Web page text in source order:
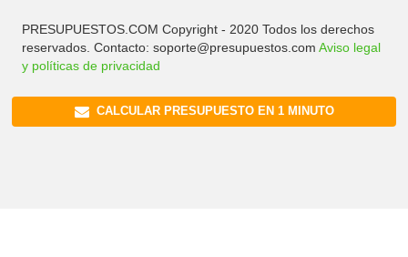
PRESUPUESTOS.COM Copyright - 2020 Todos los derechos
reservados. Contacto: soporte@presupuestos.com Aviso legal
y políticas de privacidad
CALCULAR PRESUPUESTO EN 1 MINUTO